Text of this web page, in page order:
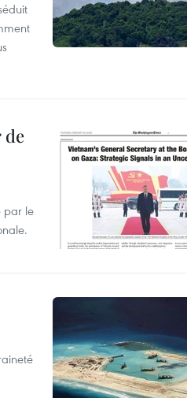
de
par le